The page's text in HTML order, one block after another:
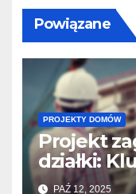
Powiązane
PROJEKTY DOMÓW
Projekt
działki:
PAŹ 12, 2025